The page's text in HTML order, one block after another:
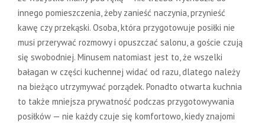
innego pomieszczenia, żeby zanieść naczynia, przynieść
kawę czy przekąski. Osoba, która przygotowuje posiłki nie
musi przerywać rozmowy i opuszczać salonu, a goście czują
się swobodniej. Minusem natomiast jest to, że wszelki
bałagan w części kuchennej widać od razu, dlatego należy
na bieżąco utrzymywać porządek. Ponadto otwarta kuchnia
to także mniejsza prywatność podczas przygotowywania
posiłków — nie każdy czuje się komfortowo, kiedy znajomi